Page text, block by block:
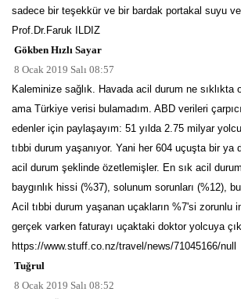
sadece bir teşekkür ve bir bardak portakal suyu
Prof.Dr.Faruk ILDIZ
Gökben Hızlı Sayar
8 Ocak 2019 Salı 08:57
Kaleminize sağlık. Havada acil durum ne sıklıkta
ama Türkiye verisi bulamadım. ABD verileri
edenler için paylaşayım: 51 yılda 2.75 milyar
tıbbi durum yaşanıyor. Yani her 604 uçuşta bir ya
acil durum şeklinde özetlemişler. En sık acil
baygınlık hissi (%37), solunum sorunları (%12),
Acil tıbbi durum yaşanan uçakların %7'si zorunlu
gerçek varken faturayı uçaktaki doktor yolcuya
https://www.stuff.co.nz/travel/news/71045166/null
Tuğrul
8 Ocak 2019 Salı 08:52